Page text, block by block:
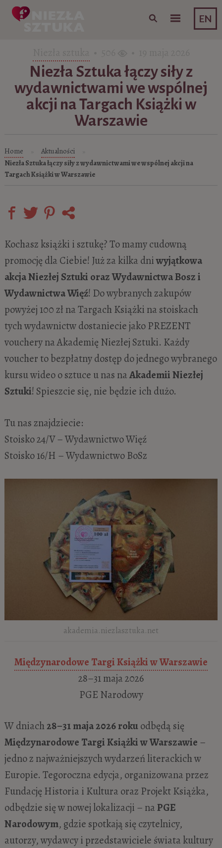
EN
Skip to content
Niezła Sztuka łączy siły z
wydawnictwami we wspólnej
akcji na Targach Książki w
Warszawie
Home Aktualności
Niezła Sztuka łączy siły z wydawnictwami we wspólnej akcji na
Targach Książki w Warszawie
Kochasz książki i sztukę? To mamy cudowną
promocję dla Ciebie! Już za kilka dniwyjątkowa
akcja Niezłej Sztuki oraz Wydawnictwa Bosz i
Wydawnictwa Więź! Do wybranych zakupów
powyżej 100 zł na Targach Książki na stoiskach
tych wydawnictw dostaniecie jako PREZENT
vouchery na Akademię Niezłej Sztuki. Każdy
voucher to bezpłatny dostęp do jednego wybranego
kursu wideo o sztuce u nas naAkademii Niezłej
Sztuki! Spieszcie się, nie będzie ich dużo.
Tu nas znajdziecie:
Stoisko 24/V – Wydawnictwo Więź
Stoisko 16/H – Wydawnictwo BoSz
akademia.niezlasztuka.net
Międzynarodowe Targi Książki w Warszawie
28–31 maja 2026
PGE Narodowy
W dniach28–31 maja 2026 rokuodbędą się
Międzynarodowe Targi Książki w Warszawie –
jedno z najważniejszych wydarzeń literackich w
Europie. Tegoroczna edycja, organizowana przez
Fundację Historia i Kultura oraz Projekt Książka,
odbędzie się w nowej lokalizacji – naPGE
Narodowym, gdzie spotkają się czytelnicy,
autorzy, wydawcy i przedstawiciele świata kultury